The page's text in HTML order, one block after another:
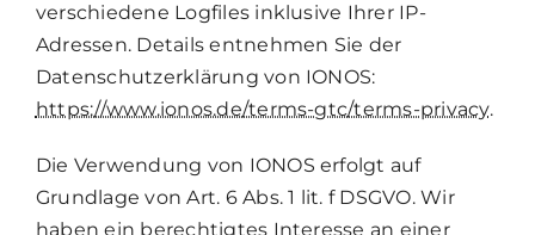
verschiedene Logfiles inklusive Ihrer IP-
Adressen. Details entnehmen Sie der
Datenschutzerklärung von IONOS:
https://www.ionos.de/terms-gtc/terms-privacy.
Die Verwendung von IONOS erfolgt auf
Grundlage von Art. 6 Abs. 1 lit. f DSGVO. Wir
haben ein berechtigtes Interesse an einer